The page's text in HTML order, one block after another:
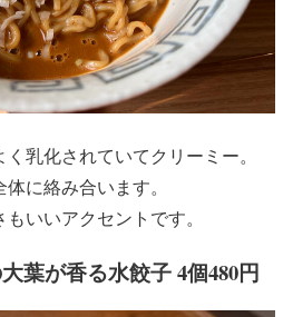
乳化されていてクリーミー。
に絡み合います。
いいアクセントです。
葉が香る水餃子 4個480円